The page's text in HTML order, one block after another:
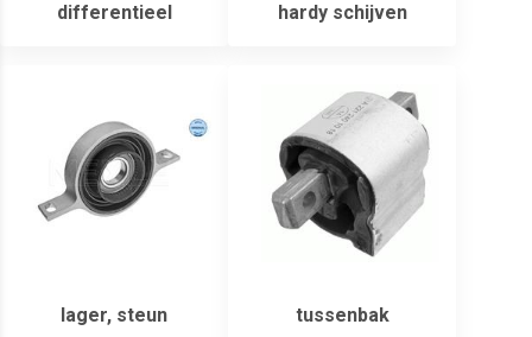
differentieel hardy schijven
lager, steun tussenbak